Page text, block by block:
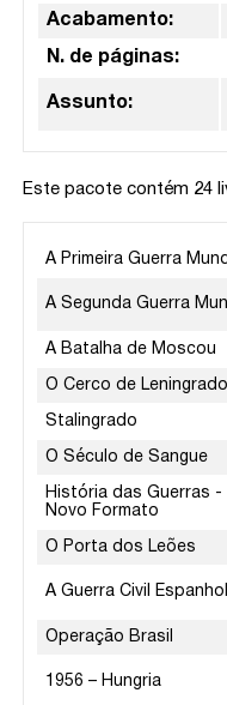
Acabamento:
N. de páginas:
Assunto:
Este pacote contém 24
A Primeira Guerra
A Segunda Guerra
A Batalha de Moscou
O Cerco de Leningrado
Stalingrado
O Século de Sangue
História das Guerras -
Novo Formato
O Porta dos Leões
A Guerra Civil
Operação Brasil
1956 – Hungria